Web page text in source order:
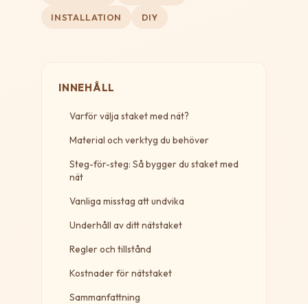
INSTALLATION DIY
INNEHÅLL
Varför välja staket med nät?
Material och verktyg du behöver
Steg-för-steg: Så bygger du staket med
nät
Vanliga misstag att undvika
Underhåll av ditt nätstaket
Regler och tillstånd
Kostnader för nätstaket
Sammanfattning